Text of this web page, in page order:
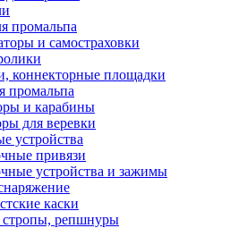
промальпа
и самостраховки
коннекторные площадки
промальпа
и карабины
для веревки
устройства
привязи
устройства и зажимы
каски
стропы, репшнуры